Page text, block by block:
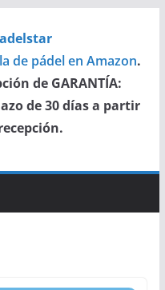
de pádel en Amazon.
de GARANTÍA:
de 30 días a partir